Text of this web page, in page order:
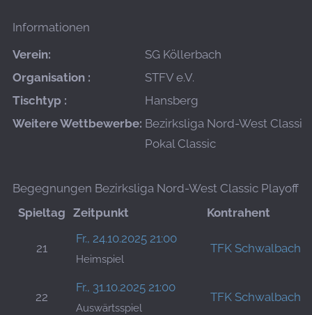
Informationen
Verein:
SG Köllerbach
Organisation :
STFV e.V.
Tischtyp :
Hansberg
Weitere Wettbewerbe: Bezirksliga Nord-West Classic
Pokal Classic
Begegnungen Bezirksliga Nord-West Classic Playoff
Spieltag Zeitpunkt Kontrahent
21
Fr., 24.10.2025 21:00
Heimspiel
TFK Schwalbach
22
Fr., 31.10.2025 21:00
Auswärtsspiel
TFK Schwalbach